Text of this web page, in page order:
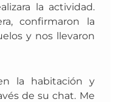
la actividad.
confirmaron la
y nos llevaron
la habitación y
de su chat. Me